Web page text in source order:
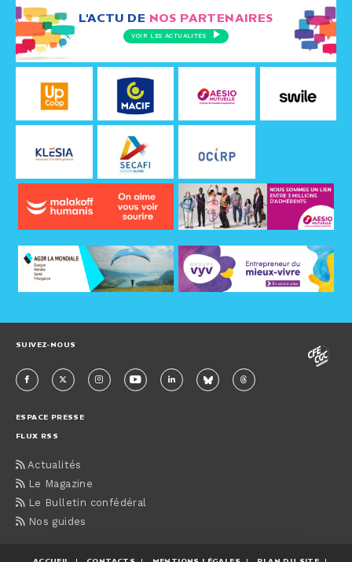
L'ACTU DE NOS PARTENAIRES
VOIR LES ACTUALITÉS
SUIVEZ-NOUS
ESPACE PRESSE
FLUX RSS
Actualités
Le Magazine
Le Bulletin confédéral
Nos guides